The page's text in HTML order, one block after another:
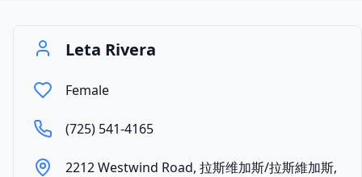
Leta Rivera
Female
(725) 541-4165
2212 Westwind Road, 拉斯维加斯/拉斯維加斯,